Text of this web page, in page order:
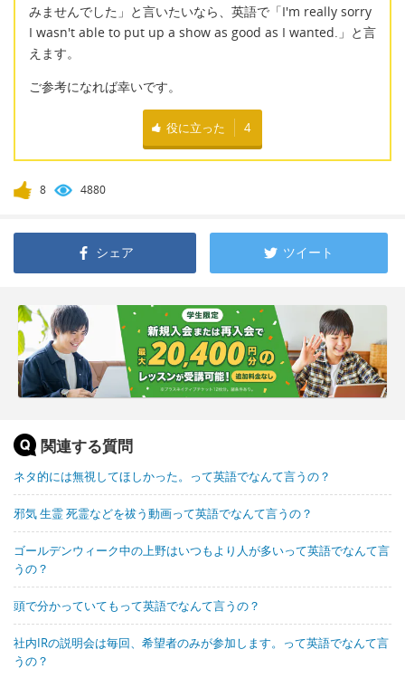
みませんでした」と言いたいなら、英語で「I'm really sorry
I wasn't able to put up a show as good as I wanted.」と言
えます。
ご参考になれば幸いです。
役に立った 4
8 4880
シェア ツイート
関連する質問
ネタ的には無視してほしかった。って英語でなんて言うの？
邪気 生霊 死霊などを祓う動画って英語でなんて言うの？
ゴールデンウィーク中の上野はいつもより人が多いって英語でなんて言
うの？
頭で分かっていてもって英語でなんて言うの？
社内IRの説明会は毎回、希望者のみが参加します。って英語でなんて言
うの？